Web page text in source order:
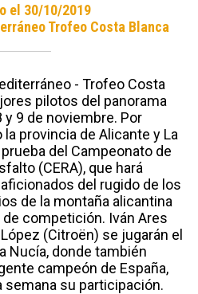
el 30/10/2019
Trofeo Costa Blanca
- Trofeo Costa
pilotos del panorama
9 de noviembre. Por
provincia de Alicante y La
del Campeonato de
(CERA), que hará
del rugido de los
de la montaña alicantina
competición. Iván Ares
(Citroën) se jugarán el
Nucía, donde también
campeón de España,
su participación.